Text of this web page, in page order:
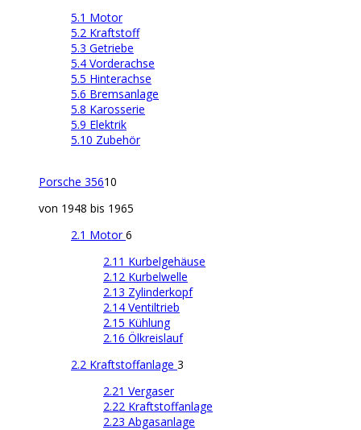
5.1 Motor
5.2 Kraftstoff
5.3 Getriebe
5.4 Vorderachse
5.5 Hinterachse
5.6 Bremsanlage
5.8 Karosserie
5.9 Elektrik
5.10 Zubehör
Porsche 35610
von 1948 bis 1965
2.1 Motor6
2.11 Kurbelgehäuse
2.12 Kurbelwelle
2.13 Zylinderkopf
2.14 Ventiltrieb
2.15 Kühlung
2.16 Ölkreislauf
2.2 Kraftstoffanlage 3
2.21 Vergaser
2.22 Kraftstoffanlage
2.23 Abgasanlage